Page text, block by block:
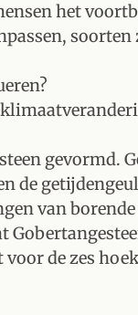
het
gevormd.
de
van
de zes